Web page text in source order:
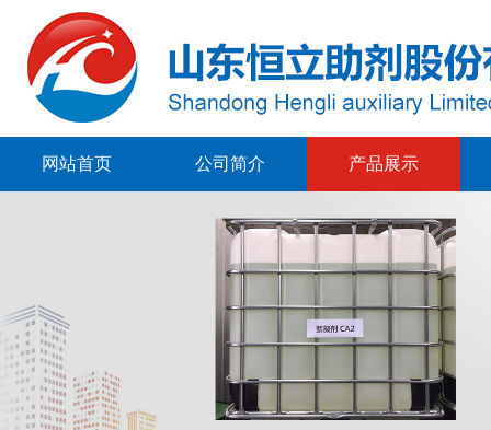
网站首页 公司简介 产品展示